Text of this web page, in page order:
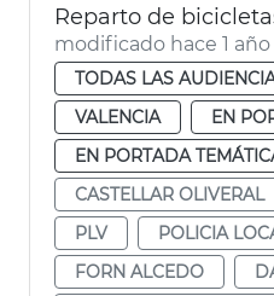
modificado hace 1 año
TODAS LAS
VALENCIA
EN
EN PORTADA
CASTELLAR OLIVERAL
PLV
POLICIA
FORN ALCEDO